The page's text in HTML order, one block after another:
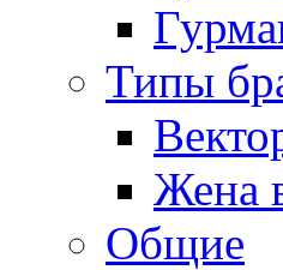
Типы
Жена
Общие